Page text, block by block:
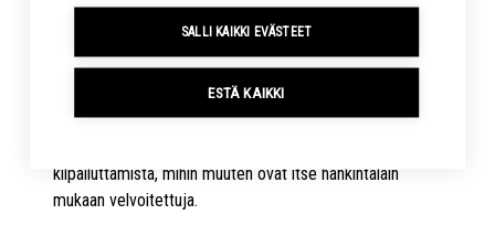
Sopimuksen avulla valtiohallinnon organisaatiot voivat
hyödyntää Hanselin koko valtionhallinnolle kilpailuttamia
puitesopimuksia ja hankkia niihin kuuluvia tuotteita ja
kilpailuttamista, mihin muuten ovat itse hankintalain
mukaan velvoitettuja.
SALLI KAIKKI EVÄSTEET
ESTÄ KAIKKI